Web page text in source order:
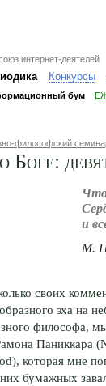
интернет-деятелей
Конкурсы
бум
философский
Боге:
и
М.
своих
эха на
философа,
Паниккара
которая мне
бумажных